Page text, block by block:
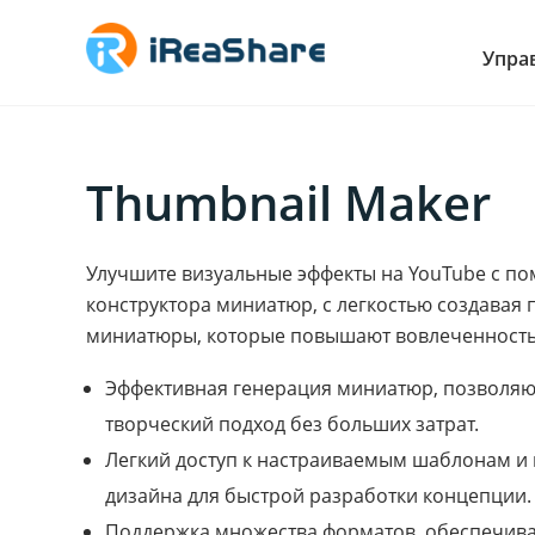
Thumbnail Maker
Улучшите визуальные эффекты на YouTube с
конструктора миниатюр, с легкостью создавая
миниатюры, которые повышают
Эффективная генерация миниатюр,
творческий подход без больших затрат.
Легкий доступ к настраиваемым шаблонам
дизайна для быстрой разработки концепции.